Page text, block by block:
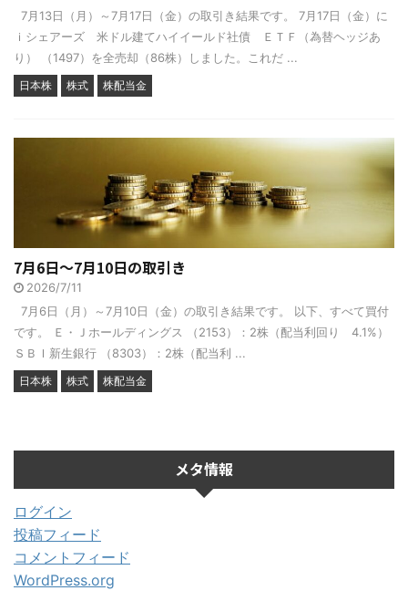
7月13日（月）～7月17日（金）の取引き結果です。 7月17日（金）に
ｉシェアーズ 米ドル建てハイイールド社債 ＥＴＦ（為替ヘッジあ
り） （1497）を全売却（86株）しました。これだ ...
日本株 株式 株配当金
7月6日～7月10日の取引き
2026/7/11
7月6日（月）～7月10日（金）の取引き結果です。 以下、すべて買付
です。 Ｅ・Ｊホールディングス （2153）：2株（配当利回り 4.1%）
ＳＢＩ新生銀行 （8303）：2株（配当利 ...
日本株 株式 株配当金
メタ情報
ログイン
投稿フィード
コメントフィード
WordPress.org